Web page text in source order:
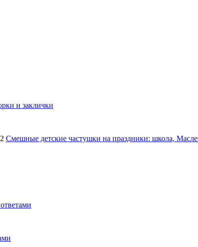
и заклички
2 Смешные детские частушки на праздники: школа,